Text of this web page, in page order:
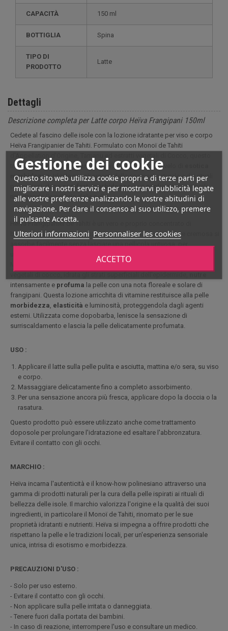
Gestione dei cookie
Questo sito web utilizza cookie propri e di terze parti per
migliorare i nostri servizi e per mostrarvi pubblicità legate
alle vostre preferenze analizzando le vostre abitudini di
navigazione. Per dare il consenso al suo utilizzo, premere
il pulsante Accetta.
Ulteriori informazioni Personnaliser les cookies
ACCETTO
CAPACITÀ 150 ml
BOTTIGLIA Spina
TIPO DI
PRODOTTO
Latte
Dettagli
Descrizione completa per Latte corpo Heïva Frangipani 150ml
Cedete al fascino delle isole con la lozione idratante per viso e corpo
Heïva Frangipanier de Tahiti. Formulato con Monoï de Tahiti
trattamento ricco di vitamineavvolge la pelle in un velo di
morbidezza. Ideale per gli amanti della cosmesi naturale e dei rituali
polinesiani, donacomfort,morbidezzae unprofumoincantevole,
rispettando l'equilibrio della pelle.
Heïva Frangipanier de Tahiti è un vero e proprio concentrato di
benessere ispirato alle tradizioni polinesiane. La sua texture cremosa si
Monoï de Tahiti d'Appellation d'Origine, Tamanu di Tahiti ed estratti
intensamente e profuma la pelle con una nota floreale e solare di
frangipani. Questa lozione arricchita di vitamine restituisce alla pelle
morbidezza elasticità e luminosità, proteggendola dagli agenti
esterni. Utilizzata come dopobarba, lenisce la sensazione di
surriscaldamento e lascia la pelle delicatamente profumata.
USO :
Applicare il latte sulla pelle pulita e asciutta, mattina e/o sera, su viso
e corpo.
Massaggiare delicatamente fino a completo assorbimento.
Per una sensazione ancora più fresca, applicare dopo la doccia o la
rasatura.
Questo prodotto può essere utilizzato anche come trattamento
doposole per prolungare l'idratazione ed esaltare l'abbronzatura.
Evitare il contatto con gli occhi.
MARCHIO :
Heïva incarna l'autenticità e il know-how polinesiano attraverso una
gamma di prodotti naturali per la cura della pelle ispirati ai rituali di
bellezza delle isole. Il marchio valorizza l'origine e la qualità dei suoi
ingredienti, in particolare il Monoï de Tahiti, rinomato per le sue
proprietà idratanti e nutrienti. Heïva si impegna a offrire prodotti che
rispettano la pelle e le tradizioni locali, per un'esperienza sensoriale
unica, intrisa di esotismo e morbidezza.
PRECAUZIONI D'USO :
- Solo per uso esterno.
- Evitare il contatto con gli occhi.
- Non applicare sulla pelle irritata o danneggiata.
- Tenere fuori dalla portata dei bambini.
- In caso di reazione, interrompere l'uso e consultare un medico.